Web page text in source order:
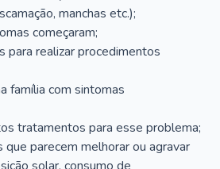
manchas etc.);
começaram;
para realizar procedimentos
família com sintomas
tratamentos para esse problema;
que parecem melhorar ou agravar